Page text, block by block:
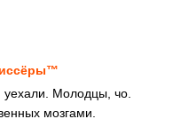
Молодцы, чо.
мозгами.